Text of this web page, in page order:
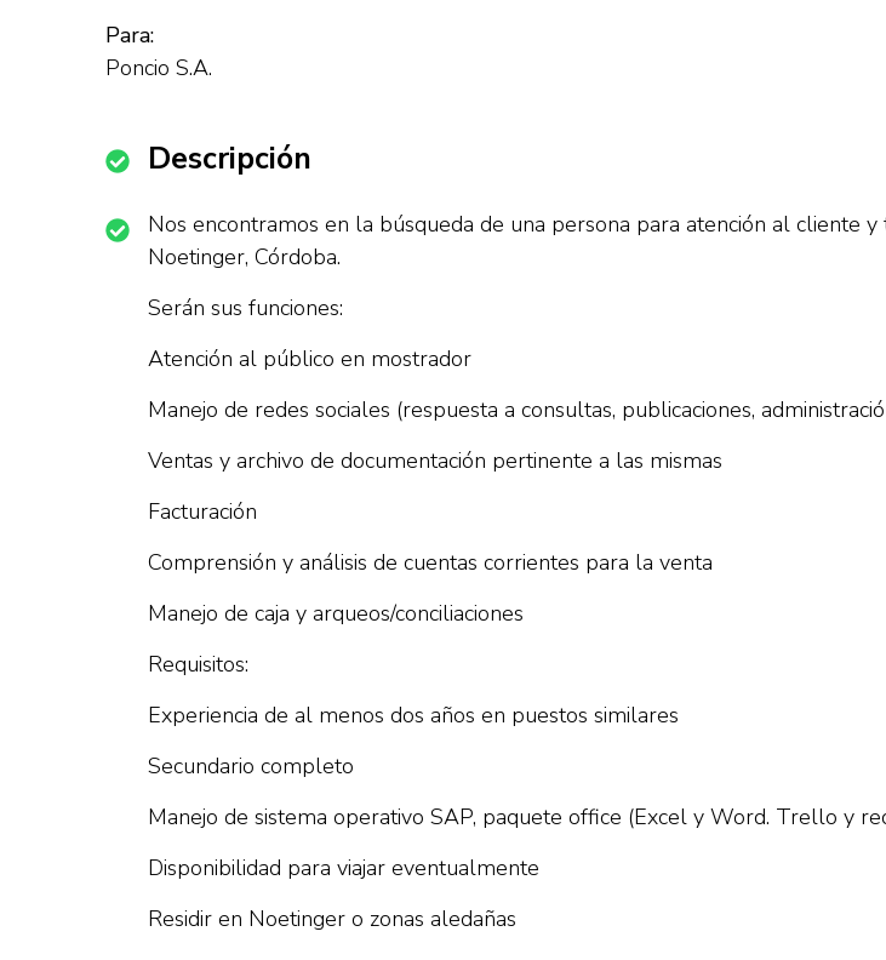
Para:
Poncio S.A.
Descripción
Nos encontramos en la búsqueda de una persona para atención al cliente
Noetinger, Córdoba.
Serán sus funciones:
Atención al público en mostrador
Manejo de redes sociales (respuesta a consultas, publicaciones,
Ventas y archivo de documentación pertinente a las mismas
Facturación
Comprensión y análisis de cuentas corrientes para la venta
Manejo de caja y arqueos/conciliaciones
Requisitos:
Experiencia de al menos dos años en puestos similares
Secundario completo
Manejo de sistema operativo SAP, paquete office (Excel y Word. Trello y
Disponibilidad para viajar eventualmente
Residir en Noetinger o zonas aledañas